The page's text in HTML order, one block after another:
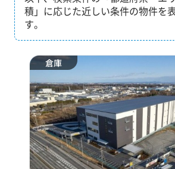
積」に応じた近しい条件の物件を
す。
倉庫